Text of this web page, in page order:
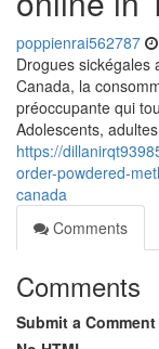
poppienrai562787
Drogues sickégales
Canada, la
préoccupante qui
Adolescents,
https://
order-powdered-
canada
Comments
Comments
Submit a Comment